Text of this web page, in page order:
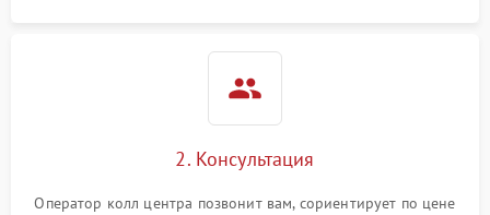
2. Консультация
Оператор колл центра позвонит вам, сориентирует по цене